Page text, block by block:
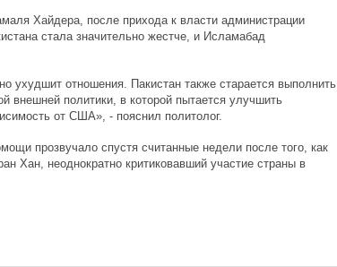
Хайдера, после прихода к власти администрации
стала значительно жестче, и Исламабад
ухудшит отношения. Пакистан также старается выполнить
внешней политики, в которой пытается улучшить
от США», - пояснил политолог.
прозвучало спустя считанные недели после того, как
Хан, неоднократно критиковавший участие страны в